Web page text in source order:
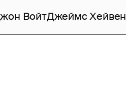
ВойтДжеймс Хейвен